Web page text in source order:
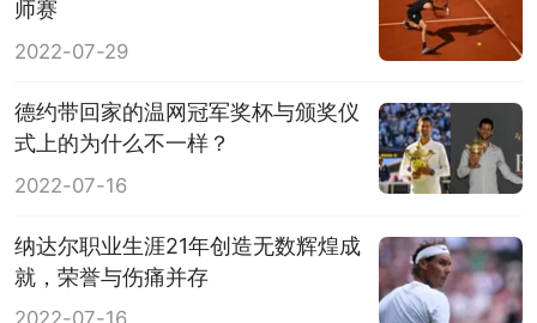
师赛
2022-07-29
德约带回家的温网冠军奖杯与颁奖仪
式上的为什么不一样？
2022-07-16
纳达尔职业生涯21年创造无数辉煌成
就，荣誉与伤痛并存